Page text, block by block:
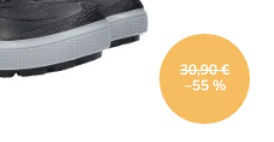
30,90 €
–55 %